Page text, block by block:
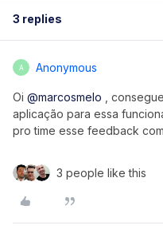
3 replies
A Anonymous
Oi @marcosmelo ,
aplicação para essa
pro time esse feedback
3 people like this